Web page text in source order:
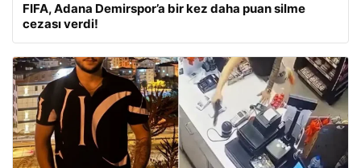
FIFA, Adana Demirspor’a bir kez daha puan silme
cezası verdi!